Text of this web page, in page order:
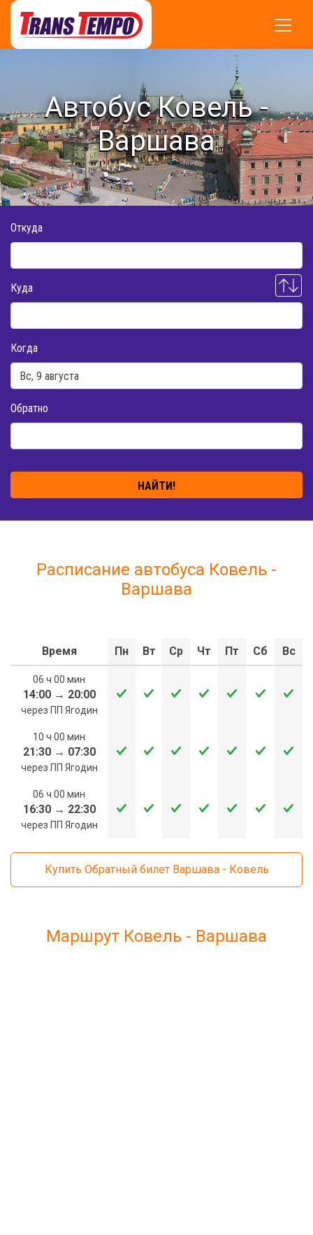
Автобус Ковель -
Варшава
Откуда
Куда
Когда
Обратно
НАЙТИ!
Расписание автобуса Ковель -
Варшава
Время Пн Вт Ср Чт Пт Сб Вс
06 ч 00 мин
14:00→ 20:00
через ПП Ягодин
10 ч 00 мин
21:30→ 07:30
через ПП Ягодин
06 ч 00 мин
16:30→ 22:30
через ПП Ягодин
Купить Обратный билет Варшава - Ковель
Маршрут Ковель - Варшава